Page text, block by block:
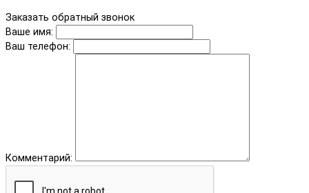
Заказать обратный звонок
Ваше имя:
Ваш телефон:
Комментарий: